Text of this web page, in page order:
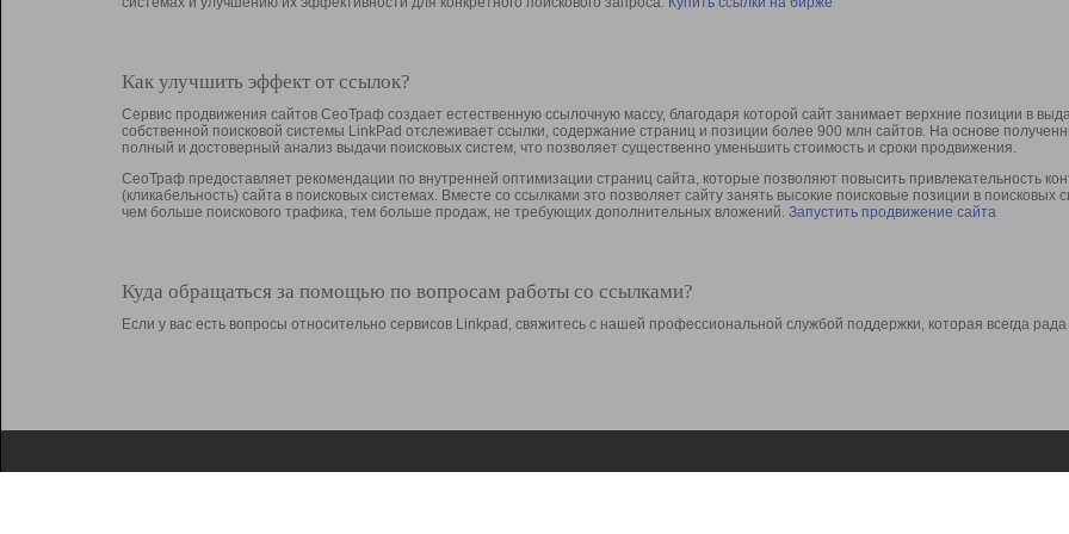
Как улучшить эффект от ссылок?
Сервис продвижения сайтов СеоТраф создает естественную ссылочную массу, благодаря которой сайт занимает верхние позиции в
собственной поисковой системы LinkPad отслеживает ссылки, содержание страниц и позиции более 900 млн сайтов. На основе
полный и достоверный анализ выдачи поисковых систем, что позволяет существенно уменьшить стоимость и сроки продвижения.
СеоТраф предоставляет рекомендации по внутренней оптимизации страниц сайта, которые позволяют повысить привлекательность
(кликабельность) сайта в поисковых системах. Вместе со ссылками это позволяет сайту занять высокие поисковые позиции в поисковых
чем больше поискового трафика, тем больше продаж, не требующих дополнительных вложений. Запустить продвижение сайта
Куда обращаться за помощью по вопросам работы со ссылками?
Если у вас есть вопросы относительно сервисов Linkpad, свяжитесь с нашей профессиональной службой поддержки, которая всегда